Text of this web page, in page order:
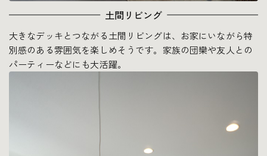
土間リビング
大きなデッキとつながる土間リビングは、お家にいながら特
別感のある雰囲気を楽しめそうです。家族の団欒や友人との
パーティーなどにも大活躍。